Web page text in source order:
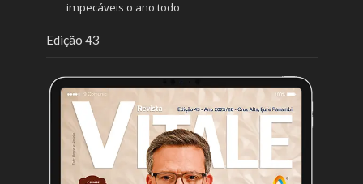
impecáveis o ano todo
Edição 43